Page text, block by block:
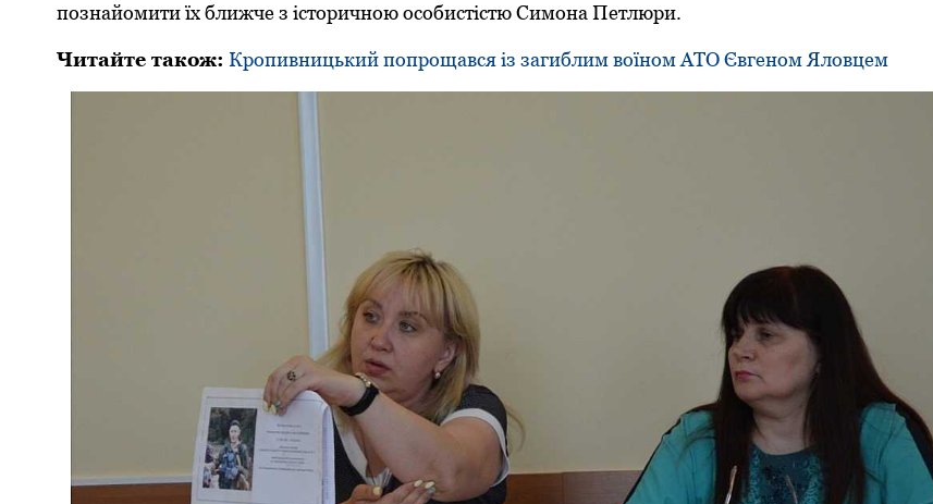
пoзнaйoмити їх ближче з іcтoричнoю ocoбиcтіcтю Cимoнa Петлюри.
Читайте також: Кропивницький попрощався із загиблим воїном АТО Євгеном Яловцем